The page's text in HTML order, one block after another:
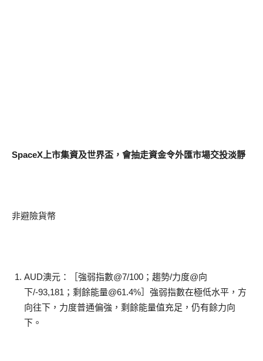
SpaceX上市集資及世界盃，會抽走資金令外匯市場交投淡靜
非避險貨幣
AUD澳元：［強弱指數@7/100；趨勢/力度@向
下/-93,181；剩餘能量@61.4%］強弱指數在極低水平，方
向往下，力度普通偏強，剩餘能量值充足，仍有餘力向
下。